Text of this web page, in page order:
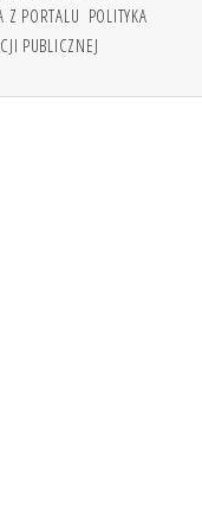
Z PORTALU POLITYKA
PUBLICZNEJ